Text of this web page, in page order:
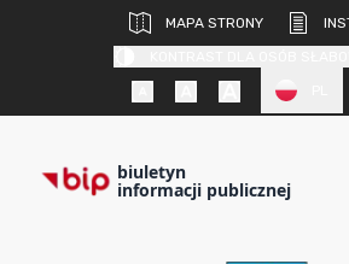
MAPA STRONY
biuletyn
informacji publicznej